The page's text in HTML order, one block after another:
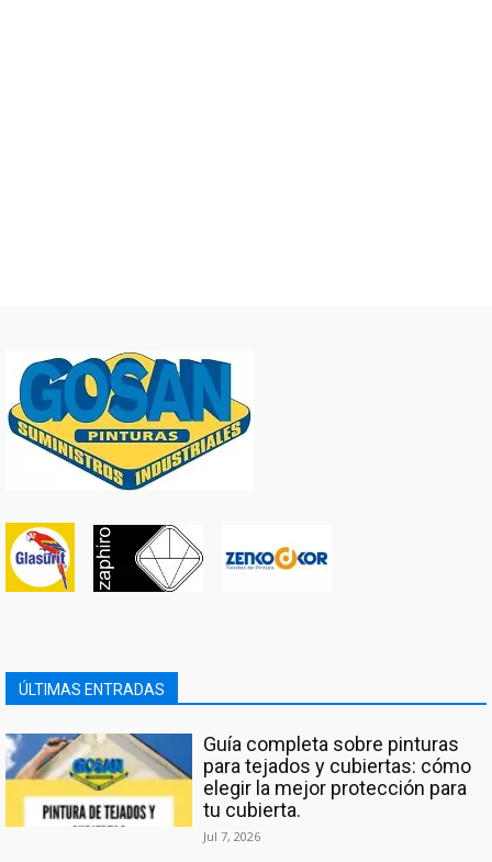
ÚLTIMAS ENTRADAS
Guía completa sobre pinturas
para tejados y cubiertas: cómo
elegir la mejor protección para
tu cubierta.
Jul 7, 2026